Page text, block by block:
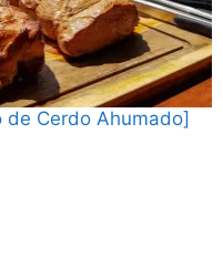
de Cerdo Ahumado]